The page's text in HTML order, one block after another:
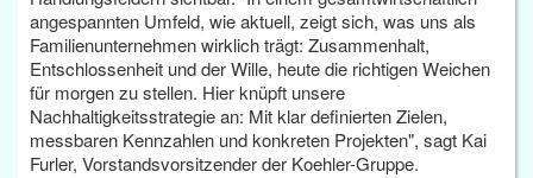
angespannten Umfeld, wie aktuell, zeigt sich, was uns als
Familienunternehmen wirklich trägt: Zusammenhalt,
Entschlossenheit und der Wille, heute die richtigen Weichen
für morgen zu stellen. Hier knüpft unsere
Nachhaltigkeitsstrategie an: Mit klar definierten Zielen,
messbaren Kennzahlen und konkreten Projekten", sagt Kai
Furler, Vorstandsvorsitzender der Koehler-Gruppe.